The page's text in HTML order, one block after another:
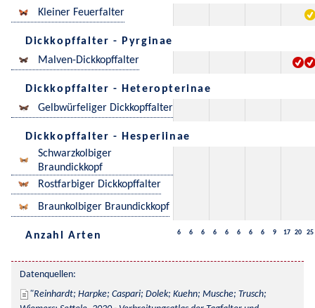
Kleiner Feuerfalter
Dickkopffalter - Pyrginae
Malven-Dickkopffalter
Dickkopffalter - Heteropterinae
Gelbwürfeliger Dickkopffalter
Dickkopffalter - Hesperiinae
Schwarzkolbiger
Braundickkopf
Rostfarbiger Dickkopffalter
Braunkolbiger Braundickkopf
Anzahl Arten 6 6 6 6 6 6 6 6 9 17 20 25
Datenquellen:
Reinhardt; Harpke; Caspari; Dolek; Kuehn; Musche; Trusch;